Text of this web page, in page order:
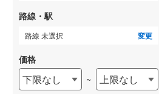
路線・駅
路線 未選択 変更
価格
下限なし ~
上限なし